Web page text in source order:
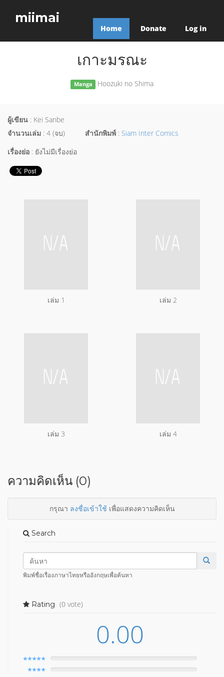
miimai
Home Donate Log in
เกาะมรณะ
Manga Hoozuki no Shima
ผู้เขียน : Kei Sanbe
จำนวนเล่ม : 4 (จบ) สำนักพิมพ์ : Siam Inter Comics
เรื่องย่อ : ยังไม่มีเรื่องย่อ
เล่ม 1 เล่ม 2
เล่ม 3 เล่ม 4
ความคิดเห็น (0)
กรุณา ลงชื่อเข้าใช้เพื่อแสดงความคิดเห็น
Search
พิมพ์ชื่อเรื่องภาษาไทยหรืออังกฤษเพื่อค้นหา
Rating (0 vote)
0.00